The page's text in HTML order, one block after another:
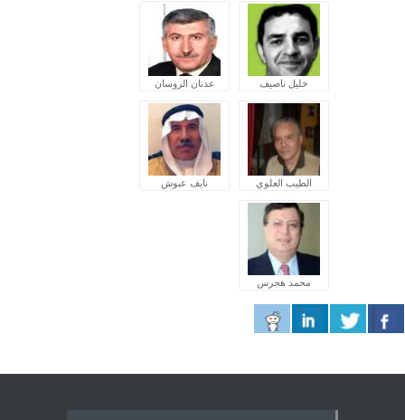
خليل ناصيف عدنان الروسان
الطيب العلوي نايف عبوش
محمد هجرس